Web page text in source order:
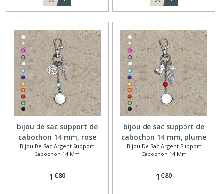
bijou de sac support de
cabochon 14 mm, rose
Bijou De Sac Argent Support
Cabochon 14 Mm
1 €80
bijou de sac support de
cabochon 14 mm, plume
Bijou De Sac Argent Support
Cabochon 14 Mm
1 €80